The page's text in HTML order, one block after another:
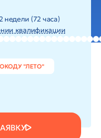
недели (72 часа)
квалификации
"ЛЕТО"